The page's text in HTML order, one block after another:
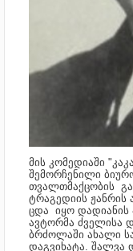
მის კომედიაში
შემორჩენილი
თვალთმაქცობის
ტრაგედიის ჟანრის
ცდა იყო დადიანის
ავტორმა ძველისა
ბრძოლაში ახალი
დაგვიხატა. შალვა